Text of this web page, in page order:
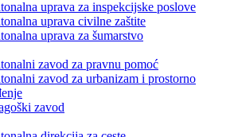
uprava za inspekcijske poslove
uprava civilne zaštite
uprava za šumarstvo
zavod za pravnu pomoć
zavod za urbanizam i prostorno
zavod